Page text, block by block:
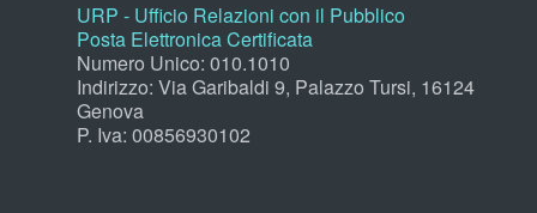
URP - Ufficio Relazioni con il Pubblico
Posta Elettronica Certificata
Numero Unico: 010.1010
Indirizzo: Via Garibaldi 9, Palazzo Tursi, 16124
Genova
P. Iva: 00856930102